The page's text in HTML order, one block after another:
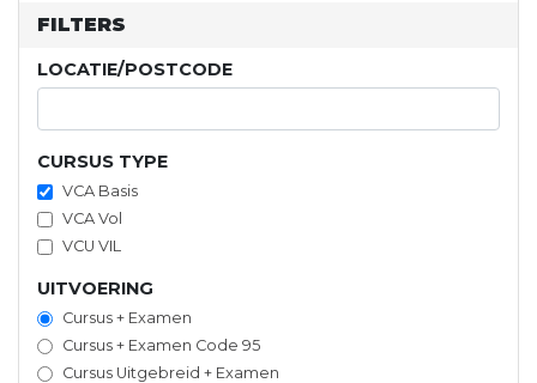
FILTERS
LOCATIE/POSTCODE
CURSUS TYPE
VCA Basis
VCA Vol
VCU VIL
UITVOERING
Cursus + Examen
Cursus + Examen Code 95
Cursus Uitgebreid + Examen